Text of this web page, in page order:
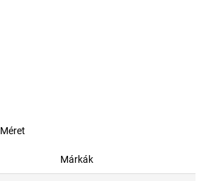
Méret
Márkák